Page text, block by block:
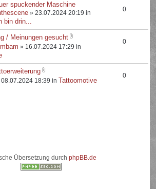
spuckender Maschine
» 23.07.2024 20:19 in
bin drin...
0
/ Meinungen gesucht
» 16.07.2024 17:29 in
0
08.07.2024 18:39 in Tattoomotive
0
Übersetzung durch phpBB.de